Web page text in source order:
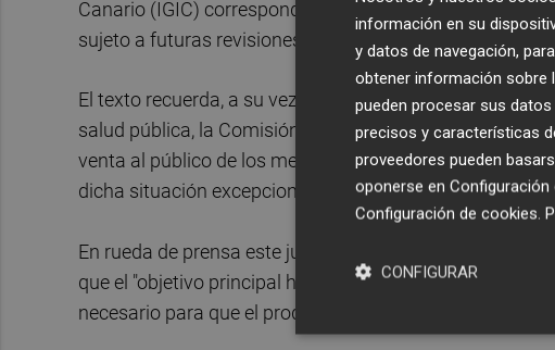
Canario (IGIC) correspondiente". En cualquier caso, la
sujeto a futuras revisiones por esta Comisión,
El texto recuerda, a su vez, que "cuando exista una
salud pública, la Comisión Interministerial de Precios
venta al público de los medicamentos y productos a
dicha situación excepcional".
En rueda de prensa este jueves tras la reunión de la
que el "objetivo principal ha sido fijar un precio lo más
necesario para que el producto esté disponible en el
información en su
y datos de navegación,
obtener información sobre
pueden procesar sus
precisos y características
proveedores pueden
oponerse en Configuración
Configuración de cookies.
CONFIGURAR